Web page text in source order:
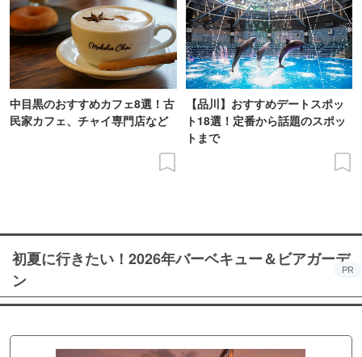
中目黒のおすすめカフェ8選！古
民家カフェ、チャイ専門店など
【品川】おすすめデートスポッ
ト18選！定番から話題のスポッ
トまで
初夏に行きたい！2026年バーベキュー＆ビアガーデ
ン
PR